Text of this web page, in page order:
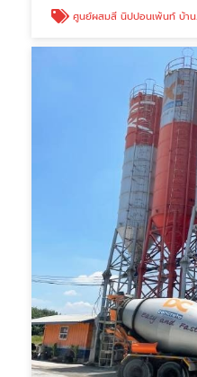
ศูนย์ผสมสี นิปปอนเพ้นท์ บ้านบึง-บ่อทอง